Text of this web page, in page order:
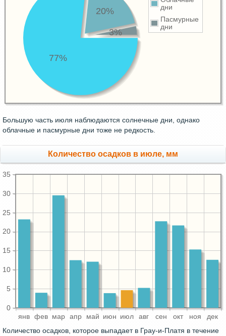
дни
Пасмурные
дни
77%
20%
3%
Большую часть июля наблюдаются солнечные дни, однако
облачные и пасмурные дни тоже не редкость.
Количество осадков в июле, мм
янв фев мар апр май июн июл авг сен окт ноя дек
0
5
10
15
20
25
30
35
Количество осадков, которое выпадает в Грау-и-Платя в течение